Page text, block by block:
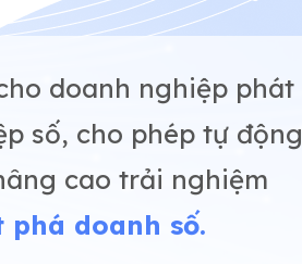
doanh nghiệp phát
số, cho phép tự động
cao trải nghiệm
phá doanh số.